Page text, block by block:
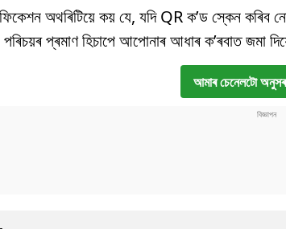
অথৰিটিয়ে কয় যে, যদি QR ক’ড স্কেন কৰিব
প্ৰমাণ হিচাপে আপোনাৰ আধাৰ ক’ৰবাত জমা
আমাৰ চেনেলটো